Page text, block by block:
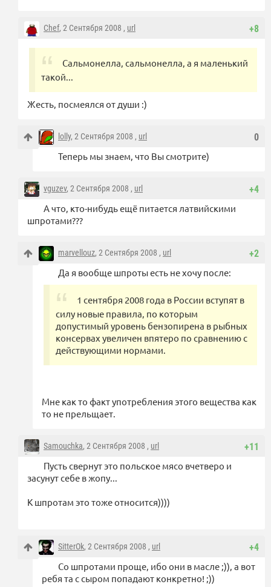
+8
Chef, 2 Сентября 2008 , url
Сальмонелла, сальмонелла, а я маленький
такой...
Жесть, посмеялся от души :)
0
lolly, 2 Сентября 2008 , url
Теперь мы знаем, что Вы смотрите)
+4
vguzev, 2 Сентября 2008 , url
А что, кто-нибудь ещё питается латвийскими
шпротами???
+2
marvellouz, 2 Сентября 2008 , url
Да я вообще шпроты есть не хочу после:
1 сентября 2008 года в России вступят в
силу новые правила, по которым
допустимый уровень бензопирена в рыбных
консервах увеличен впятеро по сравнению с
действующими нормами.
Мне как то факт употребления этого вещества как
то не прельщает.
+11
Samouchka, 2 Сентября 2008 , url
Пусть свернут это польское мясо вчетверо и
засунут себе в жопу...
К шпротам это тоже относится))))
+4
SitterOk, 2 Сентября 2008 , url
Со шпротами проще, ибо они в масле ;)), а вот
ребя та с сыром попадают конкретно! ;))